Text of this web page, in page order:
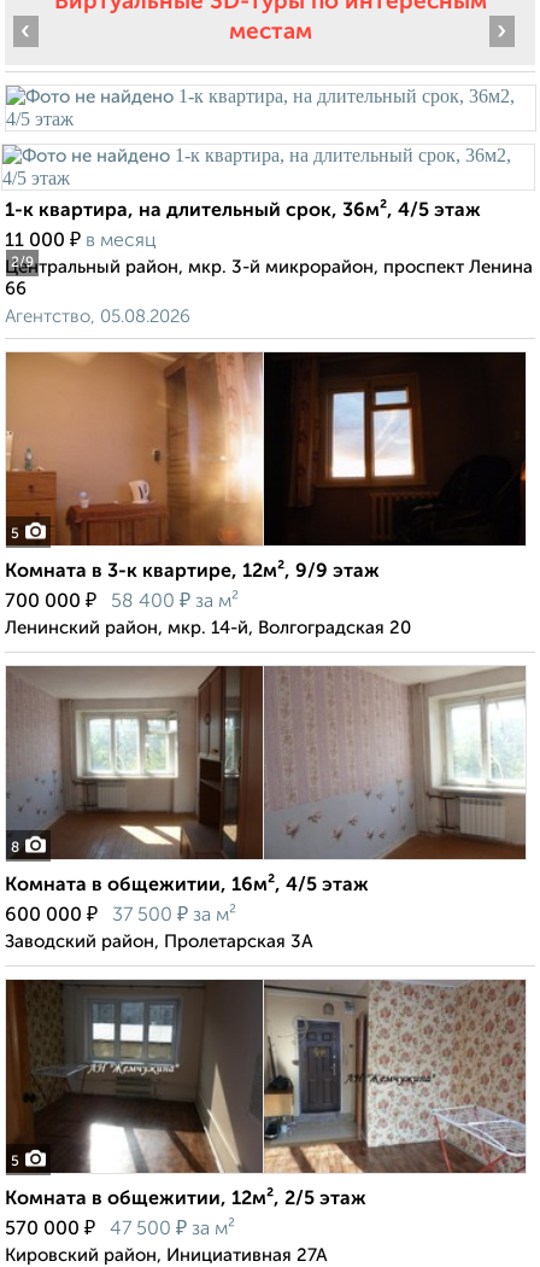
местам
2/9
‹ ›
1-к квартира, на длительный срок, 36м², 4/5 этаж
11 000 ₽ в месяц
Центральный район, мкр. 3-й микрорайон, проспект Ленина
66
Агентство, 05.08.2026
5
Комната в 3-к квартире, 12м², 9/9 этаж
700 000 ₽ 58 400 ₽ за м²
Ленинский район, мкр. 14-й, Волгоградская 20
8
Комната в общежитии, 16м², 4/5 этаж
600 000 ₽ 37 500 ₽ за м²
Заводский район, Пролетарская 3А
5
Комната в общежитии, 12м², 2/5 этаж
570 000 ₽ 47 500 ₽ за м²
Кировский район, Инициативная 27А